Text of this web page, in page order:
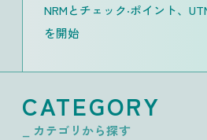
NRMとチェック‧ポイント、
を開始
CATEGORY
_ カテゴリから探す